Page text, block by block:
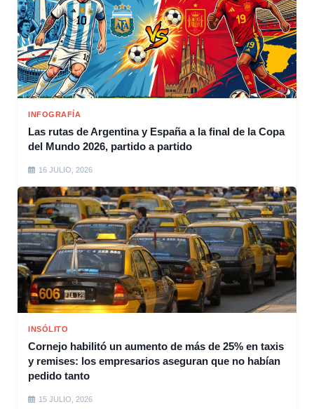
INFOGRAFÍA
Las rutas de Argentina y España a la final de la Copa
del Mundo 2026, partido a partido
16 JULIO, 2026
INSÓLITO
Cornejo habilitó un aumento de más de 25% en taxis
y remises: los empresarios aseguran que no habían
pedido tanto
15 JULIO, 2026